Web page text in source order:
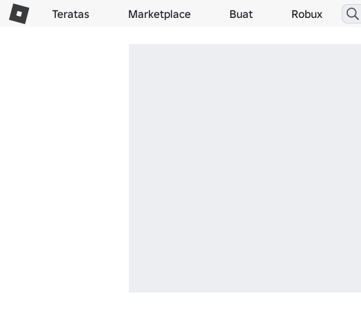
Teratas Marketplace Buat Robux